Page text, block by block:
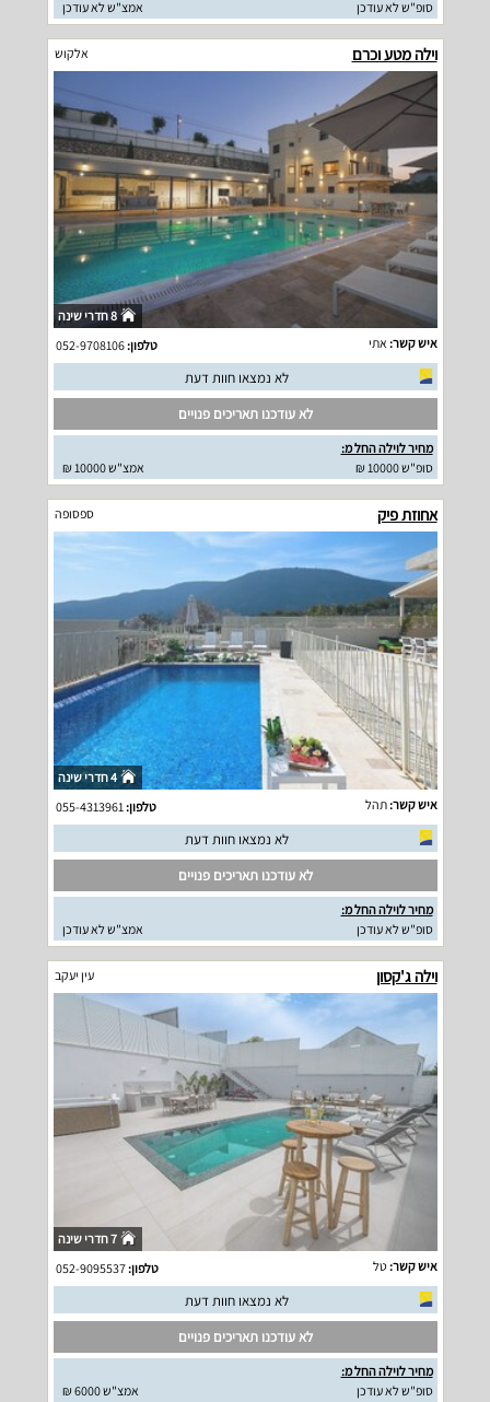
סופ"ש לא עודכן
אמצ"ש לא עודכן
וילה מטע וכרם אלקוש
8 חדרי שינה
איש קשר: אתי טלפון:052-9708106
לא נמצאו חוות דעת
לא עודכנו תאריכים פנויים
מחיר לוילה החל מ:
סופ"ש 10000 ₪
אמצ"ש 10000 ₪
אחוזת פיק ספסופה
4 חדרי שינה
איש קשר:תהל טלפון:055-4313961
לא נמצאו חוות דעת
לא עודכנו תאריכים פנויים
מחיר לוילה החל מ:
סופ"ש לא עודכן
אמצ"ש לא עודכן
וילה ג'קסון עין יעקב
7 חדרי שינה
איש קשר: טל טלפון:052-9095537
לא נמצאו חוות דעת
לא עודכנו תאריכים פנויים
מחיר לוילה החל מ:
סופ"ש לא עודכן
אמצ"ש 6000 ₪